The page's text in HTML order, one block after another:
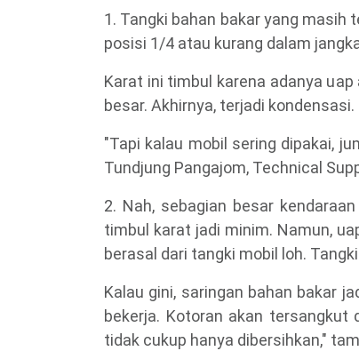
1. Tangki bahan bakar yang
posisi 1/4 atau kurang dalam
Karat ini timbul karena adanya
besar. Akhirnya, terjadi kondensasi.
"Tapi kalau mobil sering dipakai,
Tundjung Pangajom, Technical
2. Nah, sebagian besar
timbul karat jadi minim. Namun,
berasal dari tangki mobil loh.
Kalau gini, saringan bahan bakar
bekerja. Kotoran akan tersangkut
tidak cukup hanya dibersihkan,"